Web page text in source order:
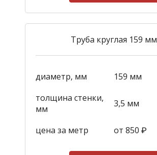
Труба круглая 159 мм
диаметр, мм
159 мм
толщина стенки,
мм
3,5 мм
цена за метр от 850 ₽